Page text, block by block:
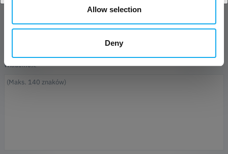
Allow selection
Deny
Wiadomość*